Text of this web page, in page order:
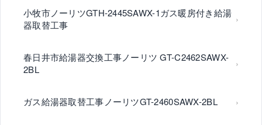
小牧市ノーリツGTH-2445SAWX-1ガス暖房付き給湯
器取替工事
春日井市給湯器交換工事ノーリツ GT-C2462SAWX-
2BL
ガス給湯器取替工事ノーリツGT-2460SAWX-2BL